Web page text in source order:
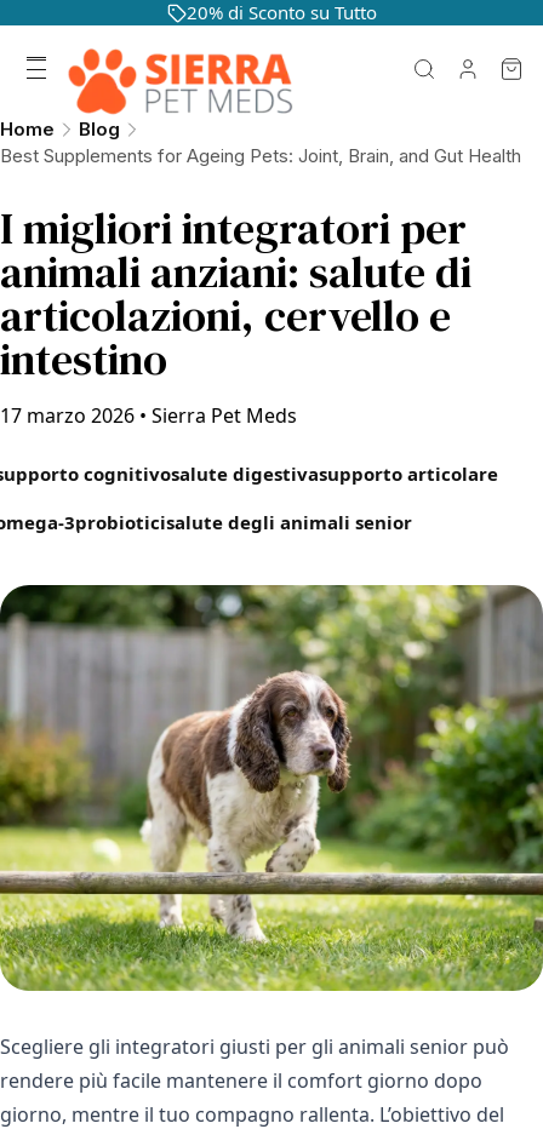
20% di Sconto su Tutto
Home
Blog
Best Supplements for Ageing Pets: Joint, Brain, and Gut Health
I migliori integratori per
animali anziani: salute di
articolazioni, cervello e
intestino
17 marzo 2026 • Sierra Pet Meds
cognitivosalute digestivasupporto articolare
3probioticisalute degli animali senior
Scegliere gli integratori giusti per gli animali senior può
rendere più facile mantenere il comfort giorno dopo
giorno, mentre il tuo compagno rallenta. L’obiettivo del